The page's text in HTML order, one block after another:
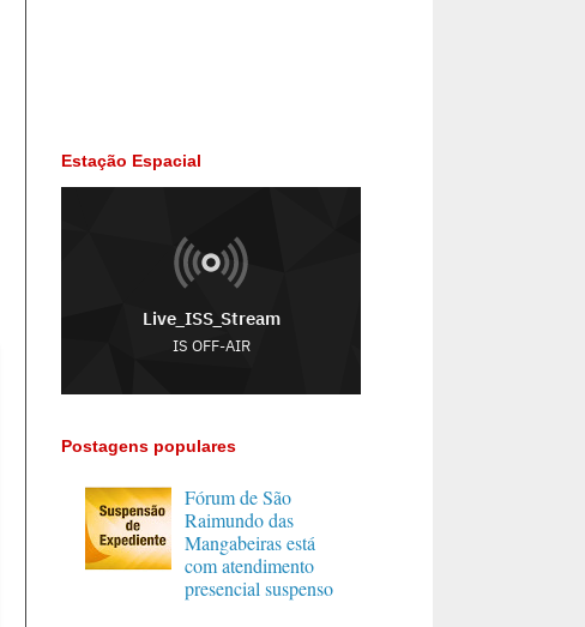
Estação Espacial
Postagens populares
Fórum de São
Raimundo das
Mangabeiras está
com atendimento
presencial suspenso